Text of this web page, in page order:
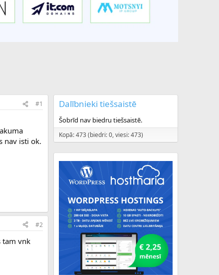
#1
nav isti ok.
#2
tam vnk
Dalībnieki tiešsaistē
Šobrīd nav biedru tiešsaistē.
Kopā: 473 (biedri: 0, viesi: 473)